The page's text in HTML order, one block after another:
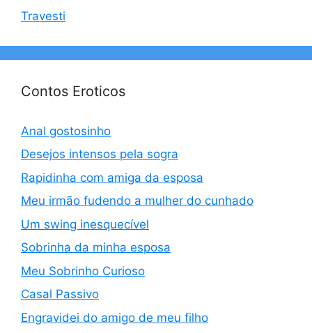
Travesti
Contos Eroticos
Anal gostosinho
Desejos intensos pela sogra
Rapidinha com amiga da esposa
Meu irmão fudendo a mulher do cunhado
Um swing inesquecível
Sobrinha da minha esposa
Meu Sobrinho Curioso
Casal Passivo
Engravidei do amigo de meu filho